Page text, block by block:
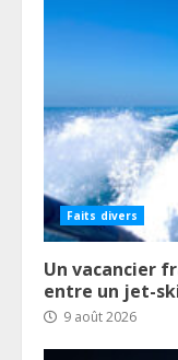
Faits divers
Un vacancier
entre un jet-
9 août 2026